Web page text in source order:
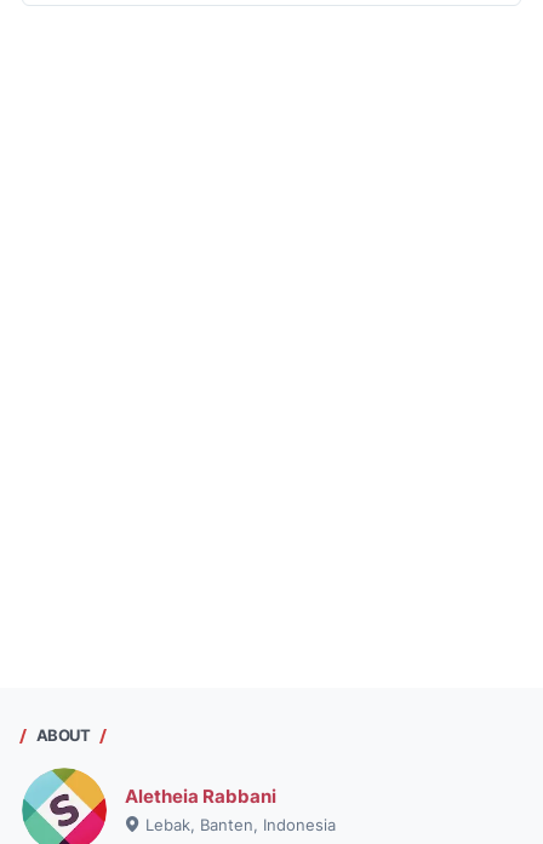
ABOUT
Aletheia Rabbani
Lebak, Banten, Indonesia